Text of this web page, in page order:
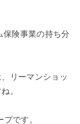
保険事業の持ち分
リーマンショッ
。
です。